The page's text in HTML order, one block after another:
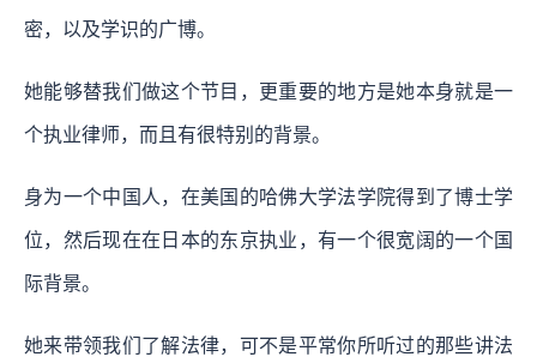
密，以及学识的广博。
她能够替我们做这个节目，更重要的地方是她本身就是一
个执业律师，而且有很特别的背景。
身为一个中国人，在美国的哈佛大学法学院得到了博士学
位，然后现在在日本的东京执业，有一个很宽阔的一个国
际背景。
她来带领我们了解法律，可不是平常你所听过的那些讲法